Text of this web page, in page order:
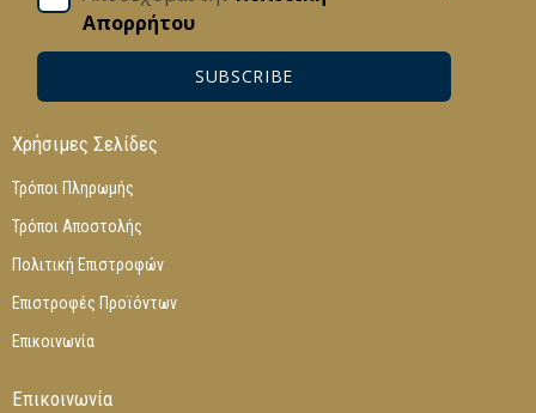
Απορρήτου
SUBSCRIBE
Χρήσιμες Σελίδες
Τρόποι Πληρωμής
Τρόποι Αποστολής
Πολιτική Επιστροφών
Επιστροφές Προϊόντων
Επικοινωνία
Επικοινωνία